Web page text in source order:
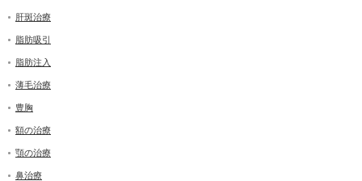
肝斑治療
脂肪吸引
脂肪注入
薄毛治療
豊胸
額の治療
顎の治療
鼻治療